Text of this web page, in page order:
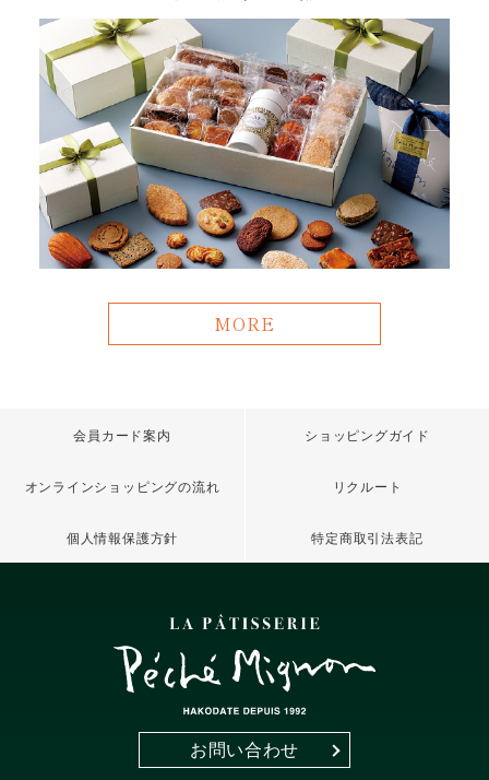
MORE
会員カード案内 ショッピングガイド
オンラインショッピングの流れ リクルート
個人情報保護方針 特定商取引法表記
お問い合わせ